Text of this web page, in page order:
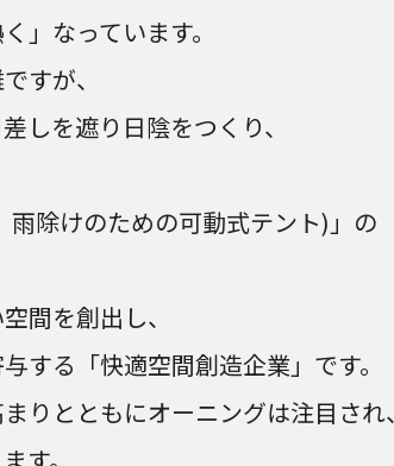
」なっています。
すが、
しを遮り日陰をつくり、
除けのための可動式テント)」の
間を創出し、
する「快適空間創造企業」です。
りとともにオーニングは注目され、
す。